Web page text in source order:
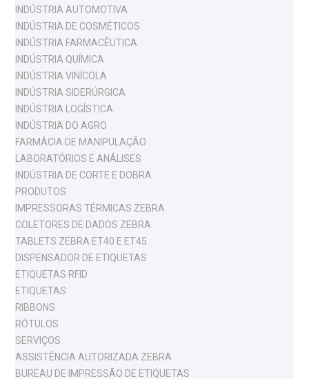
INDÚSTRIA AUTOMOTIVA
INDÚSTRIA DE COSMÉTICOS
INDÚSTRIA FARMACÊUTICA
INDÚSTRIA QUÍMICA
INDÚSTRIA VINÍCOLA
INDÚSTRIA SIDERÚRGICA
INDÚSTRIA LOGÍSTICA
INDÚSTRIA DO AGRO
FARMÁCIA DE MANIPULAÇÃO
LABORATÓRIOS E ANÁLISES
INDÚSTRIA DE CORTE E DOBRA
PRODUTOS
IMPRESSORAS TÉRMICAS ZEBRA
COLETORES DE DADOS ZEBRA
TABLETS ZEBRA ET40 E ET45
DISPENSADOR DE ETIQUETAS
ETIQUETAS RFID
ETIQUETAS
RIBBONS
RÓTULOS
SERVIÇOS
ASSISTÊNCIA AUTORIZADA ZEBRA
BUREAU DE IMPRESSÃO DE ETIQUETAS